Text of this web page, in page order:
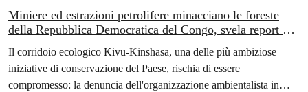
Miniere ed estrazioni petrolifere minacciano le foreste
della Repubblica Democratica del Congo, svela report di
Il corridoio ecologico Kivu-Kinshasa, una delle più ambiziose
iniziative di conservazione del Paese, rischia di essere
compromesso: la denuncia dell'organizzazione ambientalista in